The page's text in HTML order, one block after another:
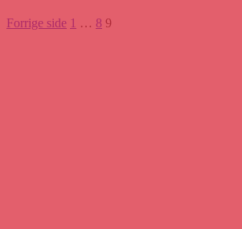
Forrige side 1 … 8 9